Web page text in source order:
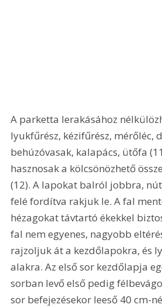
A parketta lerakásához
lyukfűrész, kézifűrész, mérőléc,
behúzóvasak, kalapács, ütőfa
hasznosak a kölcsönözhető
(12). A lapokat balról jobbra,
felé fordítva rakjuk le. A fal
hézagokat távtartó ékekkel
fal nem egyenes, nagyobb
rajzoljuk át a kezdőlapokra, és
alakra. Az első sor kezdőlapja
sorban levő első pedig
sor befejezésekor leeső 40 cm-